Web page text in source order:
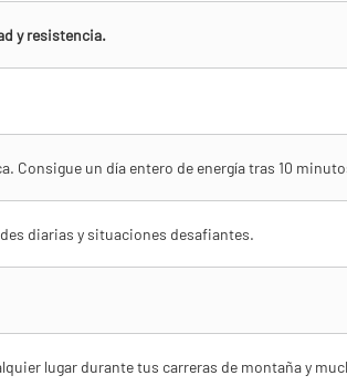
y resistencia.
Consigue un día entero de energía tras 10
diarias y situaciones desafiantes.
lugar durante tus carreras de montaña y